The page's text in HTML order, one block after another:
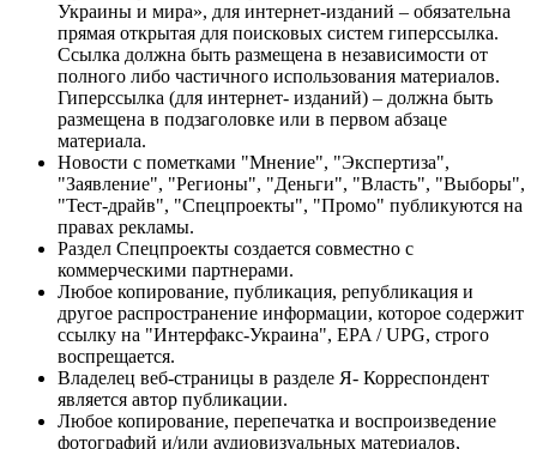
Украины и мира», для интернет-изданий – обязательна
прямая открытая для поисковых систем гиперссылка.
Ссылка должна быть размещена в независимости от
полного либо частичного использования материалов.
Гиперссылка (для интернет- изданий) – должна быть
размещена в подзаголовке или в первом абзаце
материала.
Новости с пометками "Мнение", "Экспертиза",
"Заявление", "Регионы", "Деньги", "Власть", "Выборы",
"Тест-драйв", "Спецпроекты", "Промо" публикуются на
правах рекламы.
Раздел Спецпроекты создается совместно с
коммерческими партнерами.
Любое копирование, публикация, републикация и
другое распространение информации, которое содержит
ссылку на "Интерфакс-Украина", EPA / UPG, строго
воспрещается.
Владелец веб-страницы в разделе Я- Корреспондент
является автор публикации.
Любое копирование, перепечатка и воспроизведение
фотографий и/или аудиовизуальных материалов,